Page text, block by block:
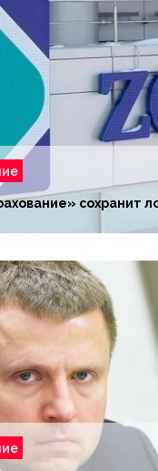
сохранит